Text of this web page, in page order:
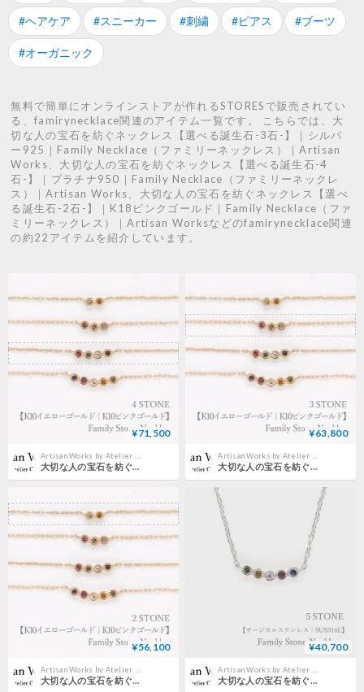
#ヘアケア #スニーカー #刺繍 #ピアス #ブーツ
#オーガニック
無料で簡単にオンラインストアが作れるSTORESで販売されてい
る、famirynecklace関連のアイテム一覧です。 こちらでは、大
切な人の宝石を紡ぐネックレス【選べる誕生石-3石-】｜シルバ
ー925｜Family Necklace（ファミリーネックレス）｜Artisan
Works、大切な人の宝石を紡ぐネックレス【選べる誕生石-4
石-】｜プラチナ950｜Family Necklace（ファミリーネックレ
ス）｜Artisan Works、大切な人の宝石を紡ぐネックレス【選べ
る誕生石-2石-】｜K18ピンクゴールド｜Family Necklace（ファ
ミリーネックレス）｜Artisan Worksなどのfamirynecklace関連
の約22アイテムを紹介しています。
¥71,500
大切な人の宝石を紡ぐネックレス【選べる誕生石-4石-】｜K10イエローゴールドorピンクゴールド【選べる素材】｜Family Necklace（ファミリーネックレス）｜Artisan Works
¥63,800
大切な人の宝石を紡ぐネックレス【選べる誕生石-3石-】｜K10イエローゴールドorピンクゴールド【選べる素材】｜Family Necklace（ファミリーネックレス）｜Artisan Works
¥56,100
大切な人の宝石を紡ぐネックレス【選べる誕生石-2石-】｜K10イエローゴールドorピンクゴールド【選べる素材】｜Family Necklace（ファミリーネックレス）｜Artisan Works
¥40,700
大切な人の宝石を紡ぐネックレス【選べる誕生石-5石-】｜サージカルステンレス（金アレ対応素材）｜Family Necklace（ファミリーネックレス）｜Artisan Works